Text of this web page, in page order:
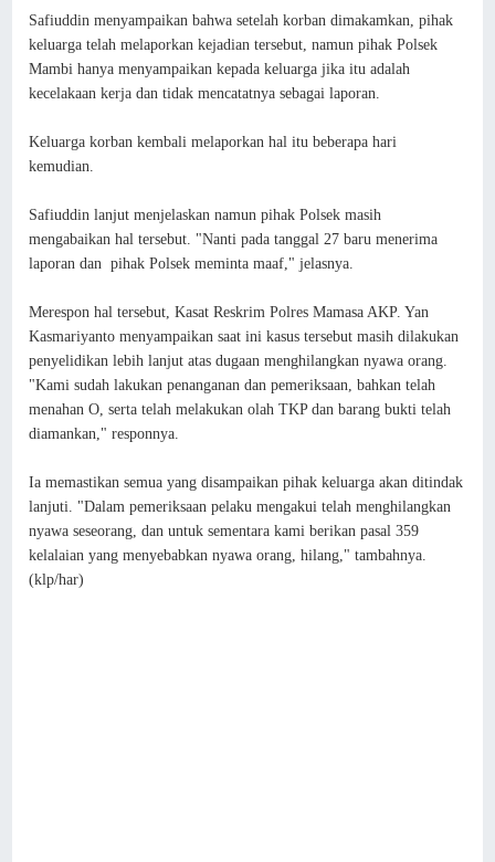
Safiuddin menyampaikan bahwa setelah korban dimakamkan, pihak
keluarga telah melaporkan kejadian tersebut, namun pihak Polsek
Mambi hanya menyampaikan kepada keluarga jika itu adalah
kecelakaan kerja dan tidak mencatatnya sebagai laporan.
Keluarga korban kembali melaporkan hal itu beberapa hari
kemudian.
Safiuddin lanjut menjelaskan namun pihak Polsek masih
mengabaikan hal tersebut. "Nanti pada tanggal 27 baru menerima
laporan dan pihak Polsek meminta maaf," jelasnya.
Merespon hal tersebut, Kasat Reskrim Polres Mamasa AKP. Yan
Kasmariyanto menyampaikan saat ini kasus tersebut masih dilakukan
penyelidikan lebih lanjut atas dugaan menghilangkan nyawa orang.
"Kami sudah lakukan penanganan dan pemeriksaan, bahkan telah
menahan O, serta telah melakukan olah TKP dan barang bukti telah
diamankan," responnya.
Ia memastikan semua yang disampaikan pihak keluarga akan ditindak
lanjuti. "Dalam pemeriksaan pelaku mengakui telah menghilangkan
nyawa seseorang, dan untuk sementara kami berikan pasal 359
kelalaian yang menyebabkan nyawa orang, hilang," tambahnya.
(klp/har)